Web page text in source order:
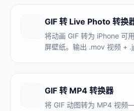
GIF 转 Live Photo 转换
将动画 GIF 转为 iPhone 可
屏壁纸。输出 .mov 视频 +
GIF 转 MP4 转换器
将 GIF 动图转为 MP4 视频